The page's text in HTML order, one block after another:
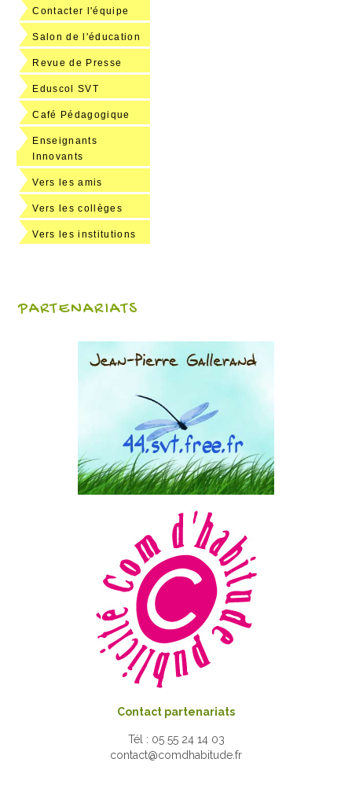
Contacter l'équipe
Salon de l'éducation
Revue de Presse
Eduscol SVT
Café Pédagogique
Enseignants
Innovants
Vers les amis
Vers les collèges
Vers les institutions
PARTENARIATS
Contact partenariats
Tél : 05 55 24 14 03
contact@comdhabitude.fr